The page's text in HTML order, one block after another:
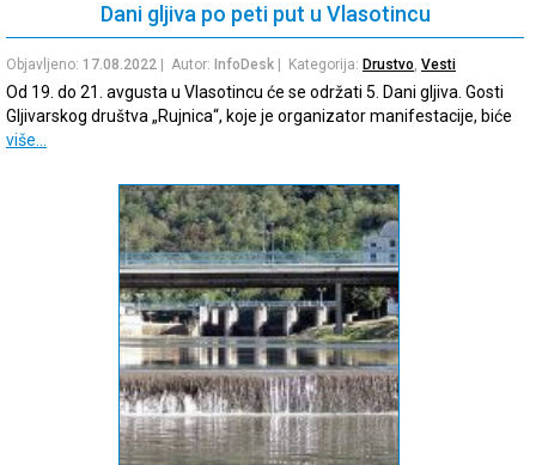
Dani gljiva po peti put u Vlasotincu
Objavljeno: 17.08.2022 | Autor: InfoDesk | Kategorija: Drustvo, Vesti
Od 19. do 21. avgusta u Vlasotincu će se održati 5. Dani gljiva. Gosti
Gljivarskog društva „Rujnica“, koje je organizator manifestacije, biće
više…